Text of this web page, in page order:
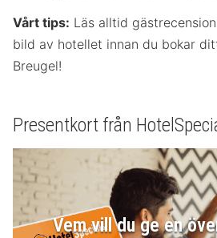
Vårt tips: Läs alltid
bild av hotellet innan du bokar
Breugel!
Presentkort från
Vem vill du ge en